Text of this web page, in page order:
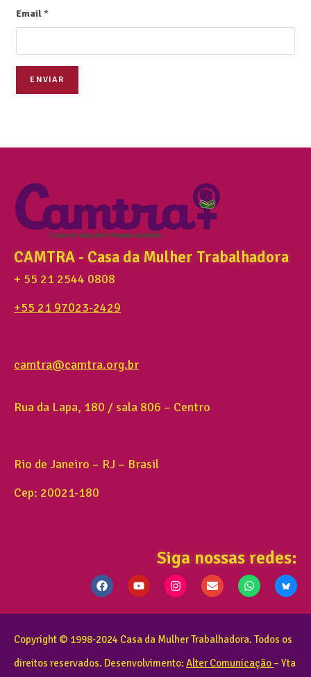
Email*
ENVIAR
CAMTRA - Casa da Mulher Trabalhadora
+ 55 21 2544 0808
+55 21 97023-2429
camtra@camtra.org.br
Rua da Lapa, 180 / sala 806 – Centro
Rio de Janeiro – RJ – Brasil
Cep: 20021-180
Siga nossas redes:
Copyright © 1998-2024 Casa da Mulher Trabalhadora. Todos os
direitos reservados. Desenvolvimento: Alter Comunicação – Yta